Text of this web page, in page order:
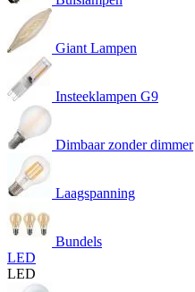
Giant Lampen
Insteeklampen G9
Dimbaar zonder dimmer
Laagspanning
Bundels
LED
LED